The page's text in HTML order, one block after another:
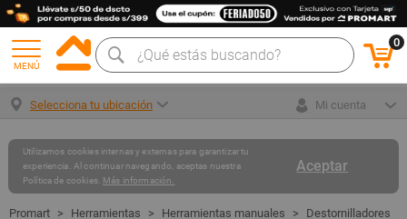
MENÚ
0
Selecciona tu ubicación Mi cuenta
Aceptar
Utilizamos cookies internas y externas para garantizar tu
experiencia. Al continuar navegando, aceptas nuestra
Política de cookies. Más información.
Herramientas Herramientas manuales
Destornilladores